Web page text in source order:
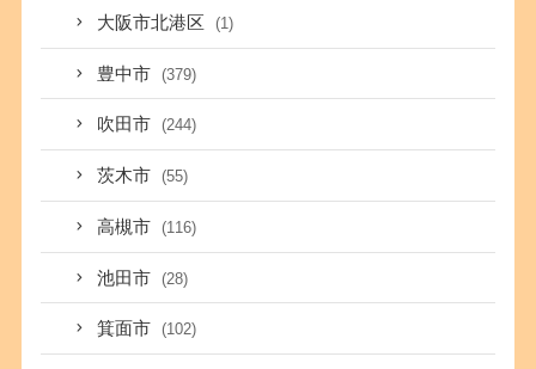
大阪市北港区 (1)
豊中市 (379)
吹田市 (244)
茨木市 (55)
高槻市 (116)
池田市 (28)
箕面市 (102)